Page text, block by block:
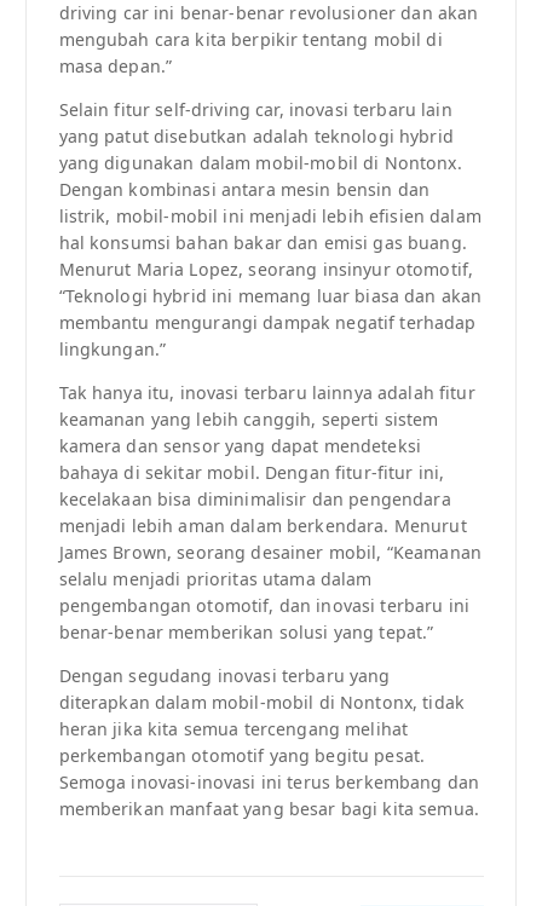
driving car ini benar-benar revolusioner dan akan
mengubah cara kita berpikir tentang mobil di
masa depan.”
Selain fitur self-driving car, inovasi terbaru lain
yang patut disebutkan adalah teknologi hybrid
yang digunakan dalam mobil-mobil di Nontonx.
Dengan kombinasi antara mesin bensin dan
listrik, mobil-mobil ini menjadi lebih efisien dalam
hal konsumsi bahan bakar dan emisi gas buang.
Menurut Maria Lopez, seorang insinyur otomotif,
“Teknologi hybrid ini memang luar biasa dan akan
membantu mengurangi dampak negatif terhadap
lingkungan.”
Tak hanya itu, inovasi terbaru lainnya adalah fitur
keamanan yang lebih canggih, seperti sistem
kamera dan sensor yang dapat mendeteksi
bahaya di sekitar mobil. Dengan fitur-fitur ini,
kecelakaan bisa diminimalisir dan pengendara
menjadi lebih aman dalam berkendara. Menurut
James Brown, seorang desainer mobil, “Keamanan
selalu menjadi prioritas utama dalam
pengembangan otomotif, dan inovasi terbaru ini
benar-benar memberikan solusi yang tepat.”
Dengan segudang inovasi terbaru yang
diterapkan dalam mobil-mobil di Nontonx, tidak
heran jika kita semua tercengang melihat
perkembangan otomotif yang begitu pesat.
Semoga inovasi-inovasi ini terus berkembang dan
memberikan manfaat yang besar bagi kita semua.